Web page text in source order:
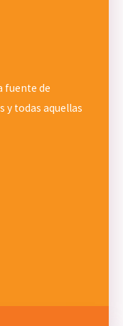
fuente de
y todas aquellas